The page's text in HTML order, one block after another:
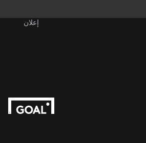
إعلان